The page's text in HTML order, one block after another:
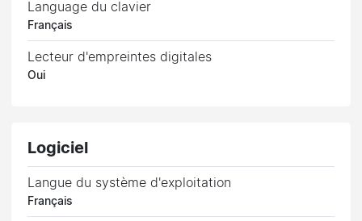
Language du clavier
Français
Lecteur d'empreintes digitales
Oui
Logiciel
Langue du système d'exploitation
Français